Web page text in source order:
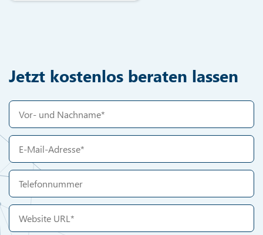
Jetzt kostenlos beraten lassen